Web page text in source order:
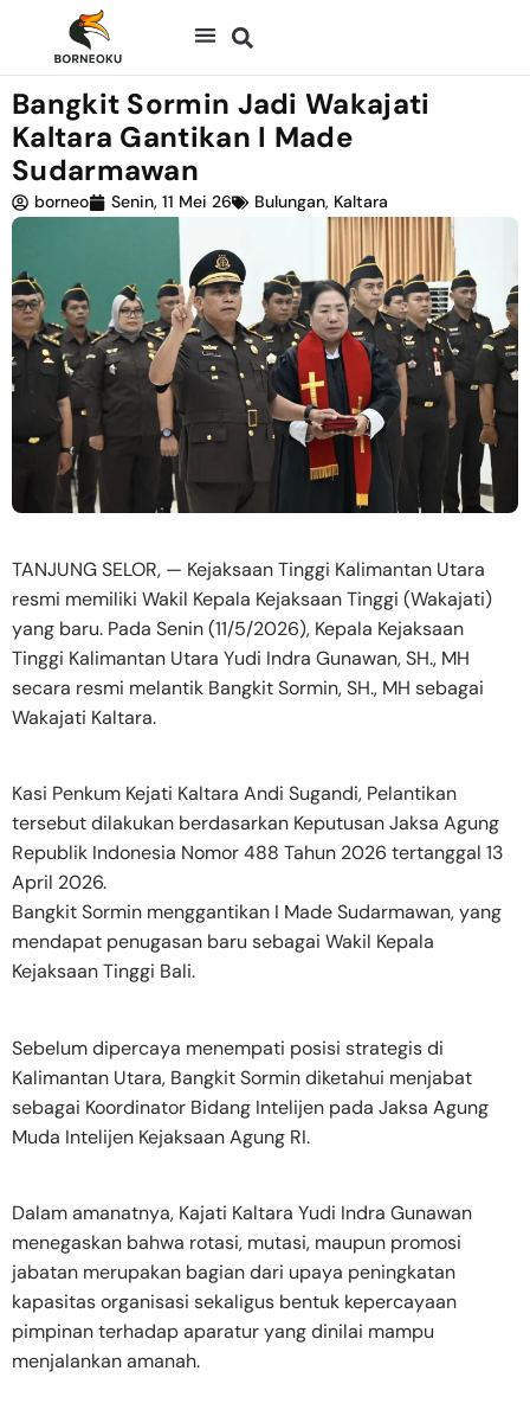
Bangkit Sormin Jadi Wakajati
Kaltara Gantikan I Made
Sudarmawan
borneo Senin, 11 Mei 26 Bulungan, Kaltara
TANJUNG SELOR, — Kejaksaan Tinggi Kalimantan Utara
resmi memiliki Wakil Kepala Kejaksaan Tinggi (Wakajati)
yang baru. Pada Senin (11/5/2026), Kepala Kejaksaan
Tinggi Kalimantan Utara Yudi Indra Gunawan, SH., MH
secara resmi melantik Bangkit Sormin, SH., MH sebagai
Wakajati Kaltara.
Kasi Penkum Kejati Kaltara Andi Sugandi, Pelantikan
tersebut dilakukan berdasarkan Keputusan Jaksa Agung
Republik Indonesia Nomor 488 Tahun 2026 tertanggal 13
April 2026.
Bangkit Sormin menggantikan I Made Sudarmawan, yang
mendapat penugasan baru sebagai Wakil Kepala
Kejaksaan Tinggi Bali.
Sebelum dipercaya menempati posisi strategis di
Kalimantan Utara, Bangkit Sormin diketahui menjabat
sebagai Koordinator Bidang Intelijen pada Jaksa Agung
Muda Intelijen Kejaksaan Agung RI.
Dalam amanatnya, Kajati Kaltara Yudi Indra Gunawan
menegaskan bahwa rotasi, mutasi, maupun promosi
jabatan merupakan bagian dari upaya peningkatan
kapasitas organisasi sekaligus bentuk kepercayaan
pimpinan terhadap aparatur yang dinilai mampu
menjalankan amanah.